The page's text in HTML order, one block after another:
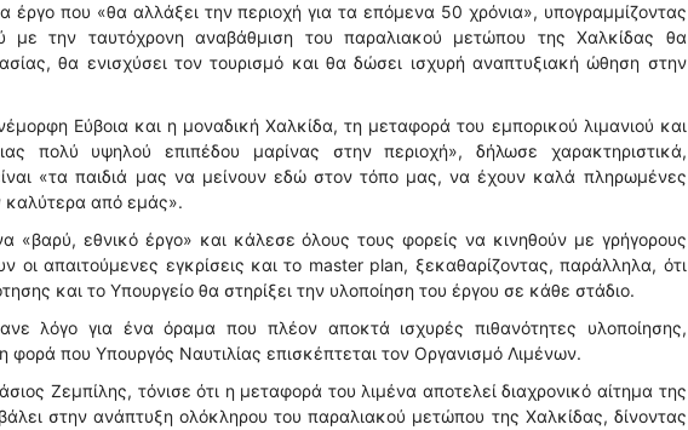
έργο που «θα αλλάξει την περιοχή για τα επόμενα 50 χρόνια», υπογραμμίζοντας
με την ταυτόχρονη αναβάθμιση του παραλιακού μετώπου της Χαλκίδας θα
θα ενισχύσει τον τουρισμό και θα δώσει ισχυρή αναπτυξιακή ώθηση στην
Εύβοια και η μοναδική Χαλκίδα, τη μεταφορά του εμπορικού λιμανιού και
πολύ υψηλού επιπέδου μαρίνας στην περιοχή», δήλωσε χαρακτηριστικά,
«τα παιδιά μας να μείνουν εδώ στον τόπο μας, να έχουν καλά πληρωμένες
καλύτερα από εμάς».
«βαρύ, εθνικό έργο» και κάλεσε όλους τους φορείς να κινηθούν με γρήγορους
απαιτούμενες εγκρίσεις και το master plan, ξεκαθαρίζοντας, παράλληλα, ότι
και το Υπουργείο θα στηρίξει την υλοποίηση του έργου σε κάθε στάδιο.
λόγο για ένα όραμα που πλέον αποκτά ισχυρές πιθανότητες υλοποίησης,
φορά που Υπουργός Ναυτιλίας επισκέπτεται τον Οργανισμό Λιμένων.
Ζεμπίλης, τόνισε ότι η μεταφορά του λιμένα αποτελεί διαχρονικό αίτημα της
στην ανάπτυξη ολόκληρου του παραλιακού μετώπου της Χαλκίδας, δίνοντας